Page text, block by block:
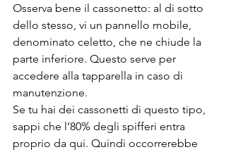
Osserva bene il cassonetto: al di sotto
dello stesso, vi un pannello mobile,
denominato celetto, che ne chiude la
parte inferiore. Questo serve per
accedere alla tapparella in caso di
manutenzione.
Se tu hai dei cassonetti di questo tipo,
sappi che l’80% degli spifferi entra
proprio da qui. Quindi occorrerebbe